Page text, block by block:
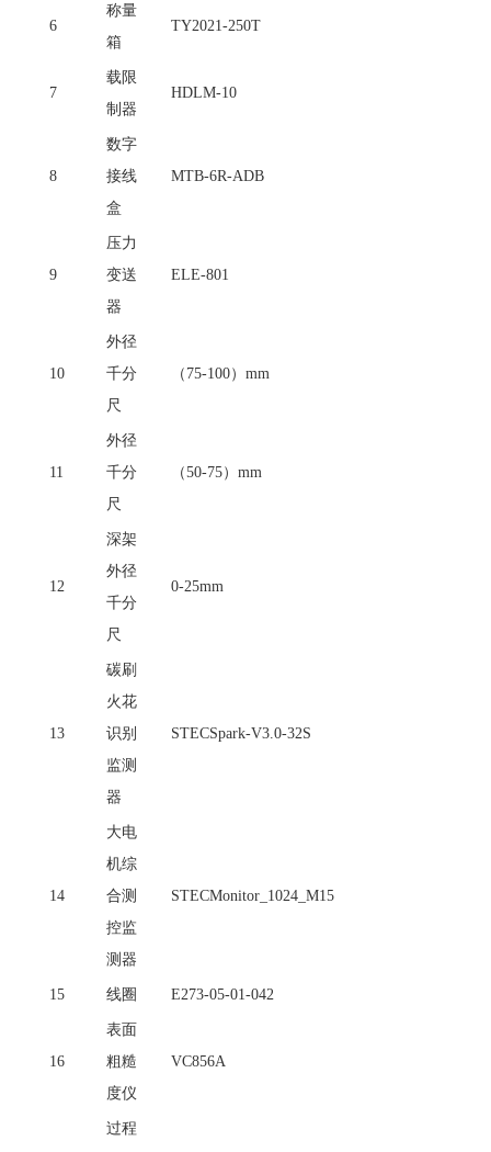
6
称量
箱
TY2021-250T
7
载限
制器
HDLM-10
8
数字
接线
盒
MTB-6R-ADB
9
压力
变送
器
ELE-801
10
外径
千分
尺
（ 75-100）mm
11
外径
千分
尺
（50-75）mm
12
深架
外径
千分
尺
0-25mm
13
碳刷
火花
识别
监测
器
STECSpark-V3.0-32S
14
大电
机综
合测
控监
测器
STECMonitor_1024_M15
15 线圈 E273-05-01-042
16
表面
粗糙
度仪
VC856A
过程